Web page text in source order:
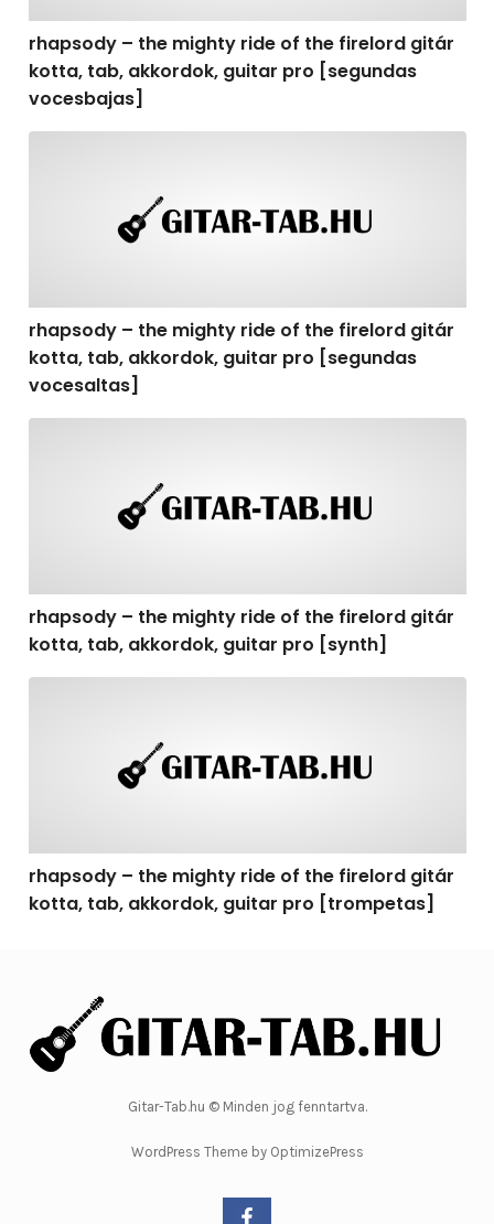
rhapsody – the mighty ride of the firelord gitár
kotta, tab, akkordok, guitar pro [segundas
vocesbajas]
rhapsody – the mighty ride of the firelord gitár
kotta, tab, akkordok, guitar pro [segundas
vocesaltas]
rhapsody – the mighty ride of the firelord gitár
kotta, tab, akkordok, guitar pro [synth]
rhapsody – the mighty ride of the firelord gitár
kotta, tab, akkordok, guitar pro [trompetas]
Gitar-Tab.hu © Minden jog fenntartva.
WordPress Theme by OptimizePress